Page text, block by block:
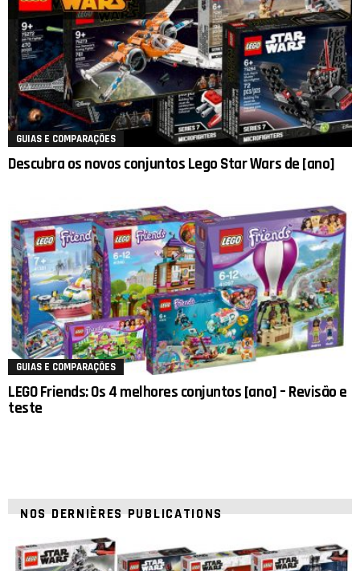
GUIAS E COMPARAÇÕES
Descubra os novos conjuntos Lego Star Wars de [ano]
GUIAS E COMPARAÇÕES
LEGO Friends: Os 4 melhores conjuntos [ano] – Revisão e
teste
NOS DERNIÈRES PUBLICATIONS